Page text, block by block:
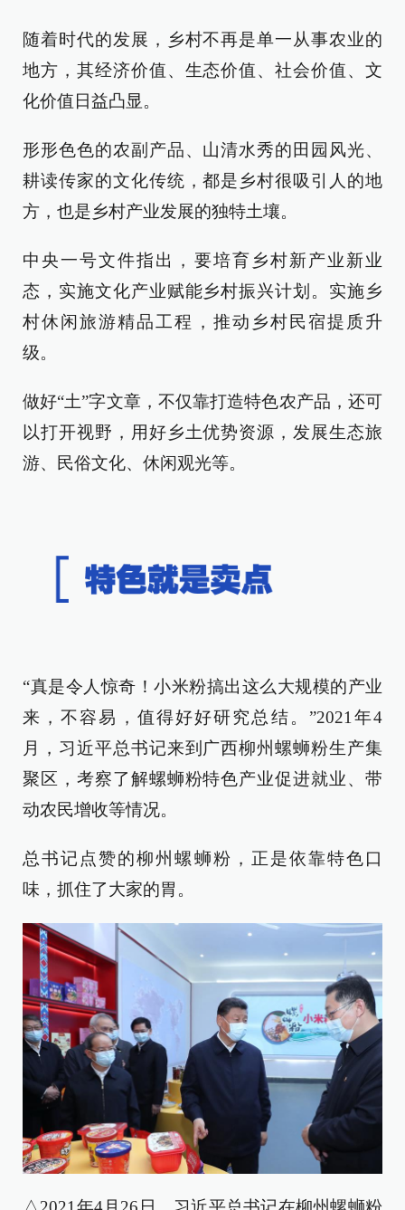
随着时代的发展，乡村不再是单一从事农业的
地方，其经济价值、生态价值、社会价值、文
化价值日益凸显。
形形色色的农副产品、山清水秀的田园风光、
耕读传家的文化传统，都是乡村很吸引人的地
方，也是乡村产业发展的独特土壤。
中央一号文件指出，要培育乡村新产业新业
态，实施文化产业赋能乡村振兴计划。实施乡
村休闲旅游精品工程，推动乡村民宿提质升
级。
做好“土”字文章，不仅靠打造特色农产品，还可
以打开视野，用好乡土优势资源，发展生态旅
游、民俗文化、休闲观光等。
“真是令人惊奇！小米粉搞出这么大规模的产业
来，不容易，值得好好研究总结。”2021年4
月，习近平总书记来到广西柳州螺蛳粉生产集
聚区，考察了解螺蛳粉特色产业促进就业、带
动农民增收等情况。
总书记点赞的柳州螺蛳粉，正是依靠特色口
味，抓住了大家的胃。